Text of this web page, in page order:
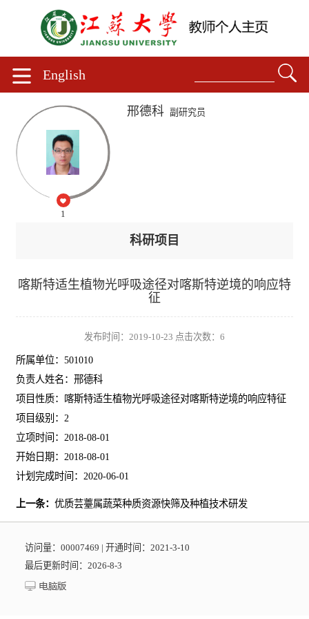
English
1
邢德科 副研究员
科研项目
喀斯特适生植物光呼吸途径对喀斯特逆境的响应特
征
发布时间：2019-10-23 点击次数： 6
所属单位：501010
负责人姓名：邢德科
项目性质：喀斯特适生植物光呼吸途径对喀斯特逆境的响应特征
项目级别：2
立项时间：2018-08-01
开始日期：2018-08-01
计划完成时间：2020-06-01
上一条： 优质芸薹属蔬菜种质资源快筛及种植技术研发
访问量： 00007469 | 开通时间： 2021 -3-10
最后更新时间： 2026-8-3